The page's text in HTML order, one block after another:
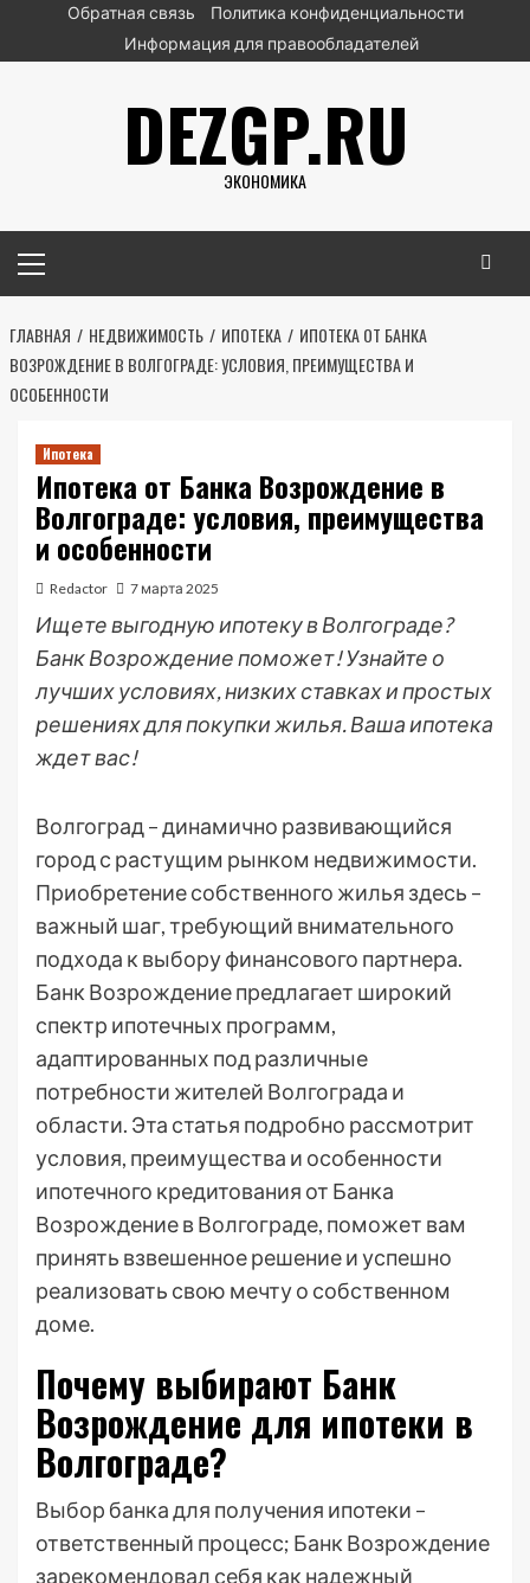
ПерейтиОбратная связь
Политика конфиденциальности
Информация для правообладателей
DEZGP.RU
ЭКОНОМИКА
меню
ГЛАВНАЯ НЕДВИЖИМОСТЬ ИПОТЕКА
ИПОТЕКА ОТ БАНКА
ВОЗРОЖДЕНИЕ В ВОЛГОГРАДЕ: УСЛОВИЯ, ПРЕИМУЩЕСТВА И
ОСОБЕННОСТИ
Ипотека
Ипотека от Банка Возрождение в
Волгограде: условия, преимущества
и особенности
Redactor 7 марта 2025
Ищете выгодную ипотеку в Волгограде?
Банк Возрождение поможет! Узнайте о
лучших условиях, низких ставках и простых
решениях для покупки жилья. Ваша ипотека
ждет вас!
Волгоград – динамично развивающийся
город с растущим рынком недвижимости.
Приобретение собственного жилья здесь –
важный шаг, требующий внимательного
подхода к выбору финансового партнера.
Банк Возрождение предлагает широкий
спектр ипотечных программ,
адаптированных под различные
потребности жителей Волгограда и
области. Эта статья подробно рассмотрит
условия, преимущества и особенности
ипотечного кредитования от Банка
Возрождение в Волгограде, поможет вам
принять взвешенное решение и успешно
реализовать свою мечту о собственном
доме.
Почему выбирают Банк
Возрождение для ипотеки в
Волгограде?
Выбор банка для получения ипотеки –
ответственный процесс; Банк Возрождение
зарекомендовал себя как надежный